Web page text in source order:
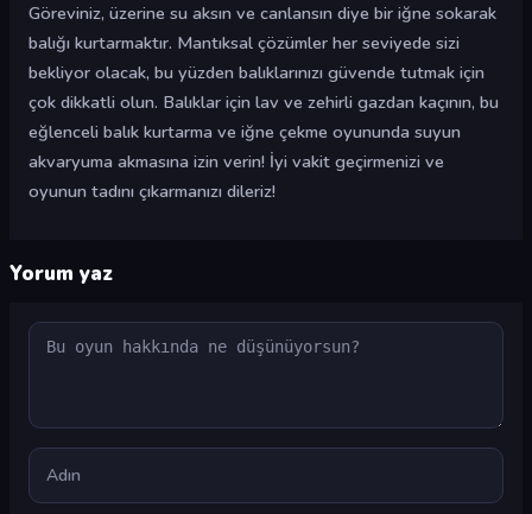
Göreviniz, üzerine su aksın ve canlansın diye bir iğne sokarak
balığı kurtarmaktır. Mantıksal çözümler her seviyede sizi
bekliyor olacak, bu yüzden balıklarınızı güvende tutmak için
çok dikkatli olun. Balıklar için lav ve zehirli gazdan kaçının, bu
eğlenceli balık kurtarma ve iğne çekme oyununda suyun
akvaryuma akmasına izin verin! İyi vakit geçirmenizi ve
oyunun tadını çıkarmanızı dileriz!
Yorum yaz
Yorum
Ad